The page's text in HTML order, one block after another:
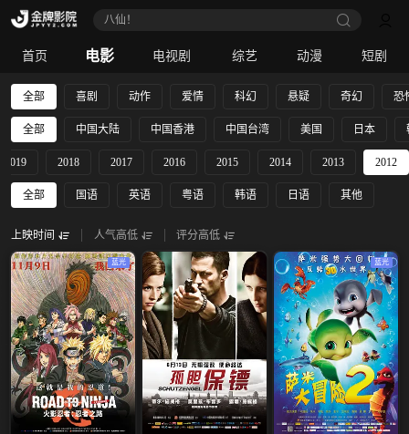
八仙！
首页 电影 电视剧 综艺 动漫 短剧
全部 喜剧 动作 爱情 科幻 悬疑 奇幻 恐
全部 中国大陆 中国香港 中国台湾 美国 日本
2019 2018 2017 2016 2015 2014 2013 2012
全部 国语 英语 粤语 韩语 日语 其他
上映时间 人气高低 评分高低
蓝光 蓝光